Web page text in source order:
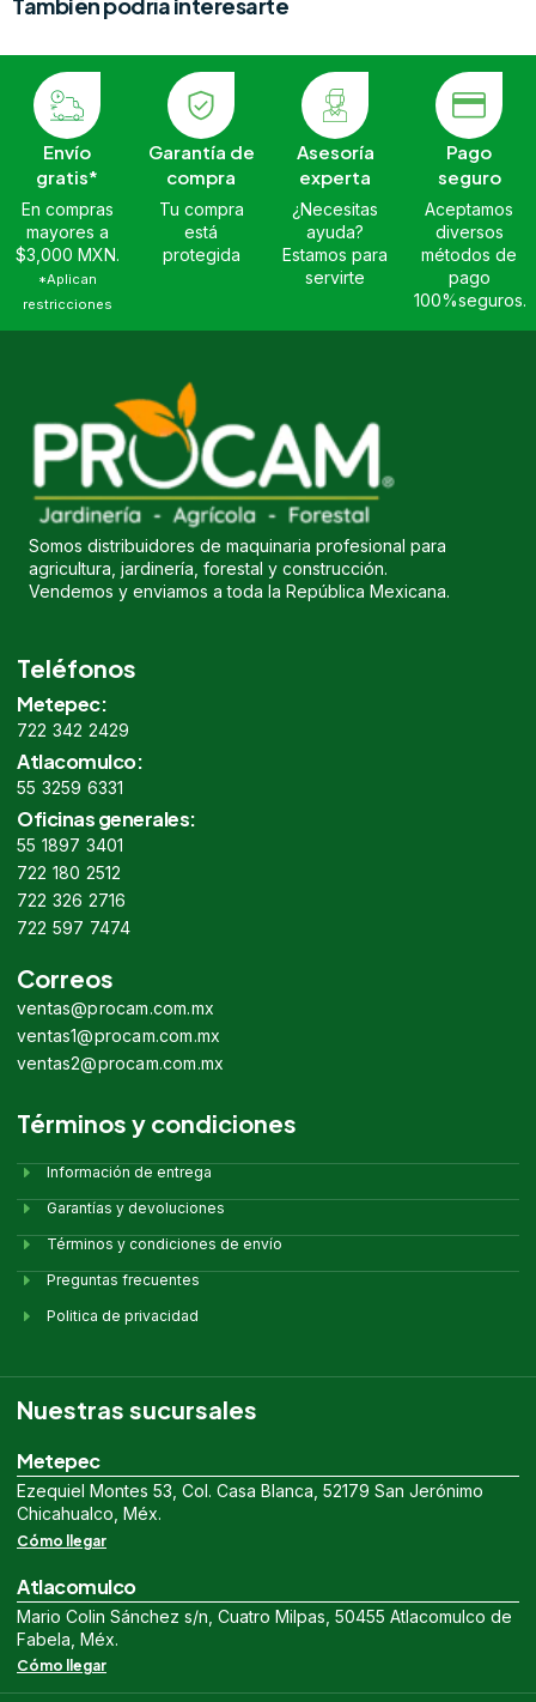
También podría interesarte
Envío
gratis*
En compras
mayores a
$3,000 MXN.
*Aplican
restricciones
Garantía de
compra
Tu compra
está
protegida
Asesoría
experta
¿Necesitas
ayuda?
Estamos para
servirte
Pago
seguro
Aceptamos
diversos
métodos de
pago
100%seguros.
Somos distribuidores de maquinaria profesional para
agricultura, jardinería, forestal y construcción.
Vendemos y enviamos a toda la República Mexicana.
Teléfonos
Metepec:
722 342 2429
Atlacomulco:
55 3259 6331
Oficinas generales:
55 1897 3401
722 180 2512
722 326 2716
722 597 7474
Correos
ventas@procam.com.mx
ventas1@procam.com.mx
ventas2@procam.com.mx
Términos y condiciones
Información de entrega
Garantías y devoluciones
Términos y condiciones de envío
Preguntas frecuentes
Politica de privacidad
Nuestras sucursales
Metepec
Ezequiel Montes 53, Col. Casa Blanca, 52179 San Jerónimo
Chicahualco, Méx.
Cómo llegar
Atlacomulco
Mario Colin Sánchez s/n, Cuatro Milpas, 50455 Atlacomulco de
Fabela, Méx.
Cómo llegar